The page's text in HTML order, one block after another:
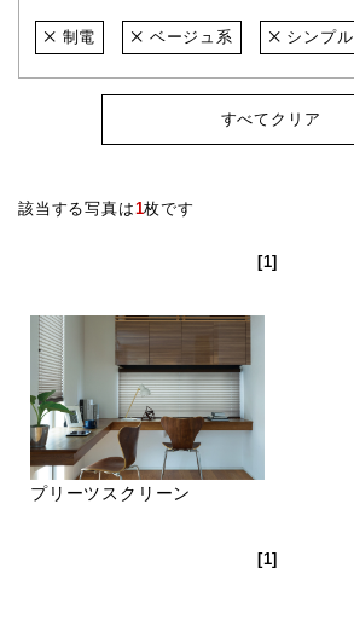
制電 ベージュ系 シンプル
すべてクリア
該当する写真は1枚です
[1]
プリーツスクリーン
[1]